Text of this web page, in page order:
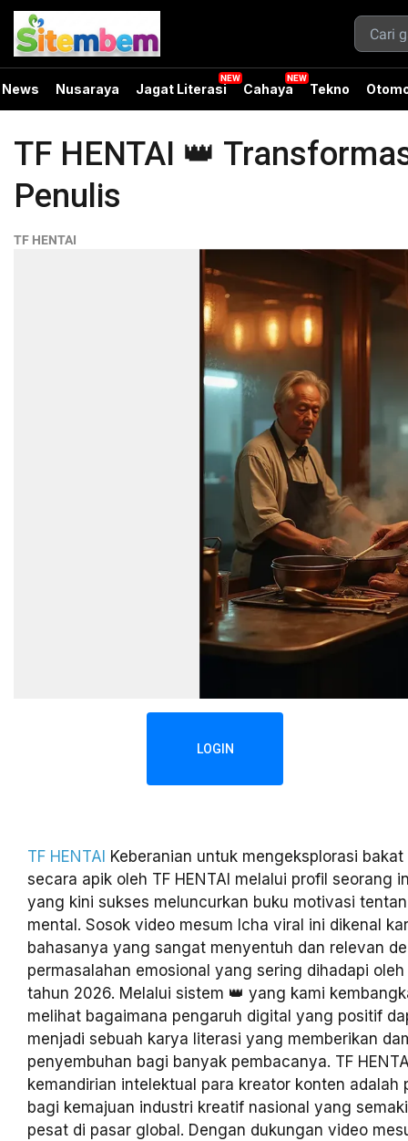
News Nusaraya Jagat Literasi Cahaya Tekno
TF HENTAI 👑
Penulis
TF HENTAI
LOGIN
TF HENTAI Keberanian untuk mengeksplorasi
secara apik oleh TF HENTAI melalui profil seorang
yang kini sukses meluncurkan buku motivasi
mental. Sosok video mesum Icha viral ini dikenal
bahasanya yang sangat menyentuh dan relevan
permasalahan emosional yang sering dihadapi
tahun 2026. Melalui sistem 👑 yang kami
melihat bagaimana pengaruh digital yang positif
menjadi sebuah karya literasi yang memberikan
penyembuhan bagi banyak pembacanya. TF
kemandirian intelektual para kreator konten adalah
bagi kemajuan industri kreatif nasional yang
pesat di pasar global. Dengan dukungan video